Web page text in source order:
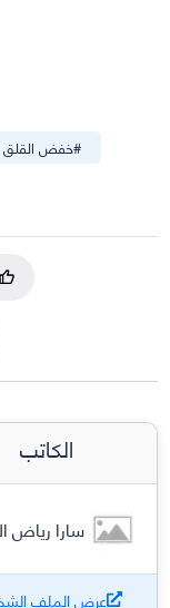
#خفض القلق
الكاتب
سارا رياض
عرض الملف